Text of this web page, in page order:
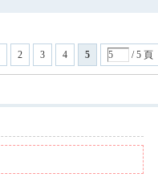
2 3 4 5 / 5 頁